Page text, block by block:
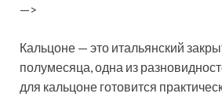
—>
Кальцоне — это итальянский
полумесяца, одна из
для кальцоне готовится